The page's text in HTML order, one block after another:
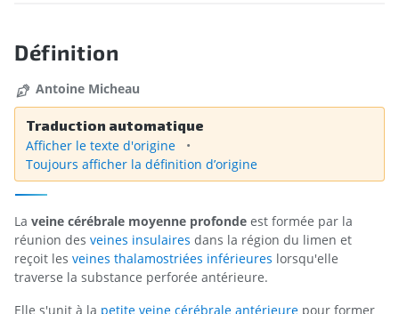
Définition
Antoine Micheau
Traduction automatique
Afficher le texte d'origine
Toujours afficher la définition d’origine
La veine cérébrale moyenne profonde est formée par la
réunion des veines insulaires dans la région du limen et
reçoit les veines thalamostriées inférieures lorsqu'elle
traverse la substance perforée antérieure.
Elle s'unit à la petite veine cérébrale antérieure pour former